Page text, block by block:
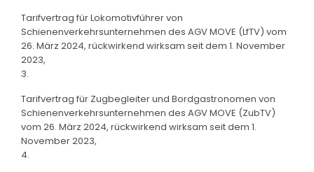
Tarifvertrag für Lokomotivführer von
Schienenverkehrsunternehmen des AGV MOVE (LfTV) vom
26. März 2024, rückwirkend wirksam seit dem 1. November
2023,
3.
Tarifvertrag für Zugbegleiter und Bordgastronomen von
Schienenverkehrsunternehmen des AGV MOVE (ZubTV)
vom 26. März 2024, rückwirkend wirksam seit dem 1.
November 2023,
4.